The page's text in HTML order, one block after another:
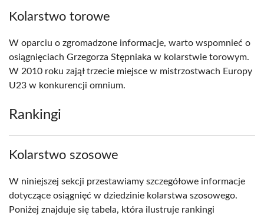
Kolarstwo torowe
W oparciu o zgromadzone informacje, warto wspomnieć o
osiągnięciach Grzegorza Stępniaka w kolarstwie torowym.
W 2010 roku zajął trzecie miejsce w mistrzostwach Europy
U23 w konkurencji omnium.
Rankingi
Kolarstwo szosowe
W niniejszej sekcji przestawiamy szczegółowe informacje
dotyczące osiągnięć w dziedzinie kolarstwa szosowego.
Poniżej znajduje się tabela, która ilustruje rankingi